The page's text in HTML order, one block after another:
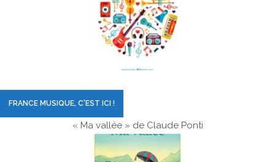
FRANCE MUSIQUE, C'EST ICI !
« Ma vallée » de Claude Ponti